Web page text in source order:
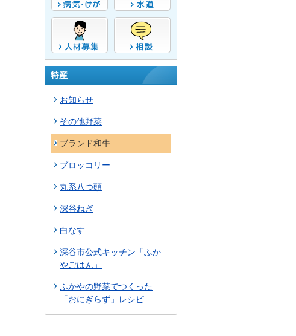
特産
お知らせ
その他野菜
ブランド和牛
ブロッコリー
丸系八つ頭
深谷ねぎ
白なす
深谷市公式キッチン「ふか
やごはん」
ふかやの野菜でつくった
「おにぎらず」レシピ